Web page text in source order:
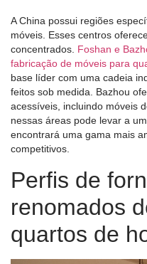
A China possui regiões
móveis. Esses centros
concentrados. Foshan e
fabricação de móveis para
base líder com uma cadeia
feitos sob medida. Bazhou
acessíveis, incluindo móveis
nessas áreas pode levar a
encontrará uma gama mais
competitivos.
Perfis de
renomados
quartos de